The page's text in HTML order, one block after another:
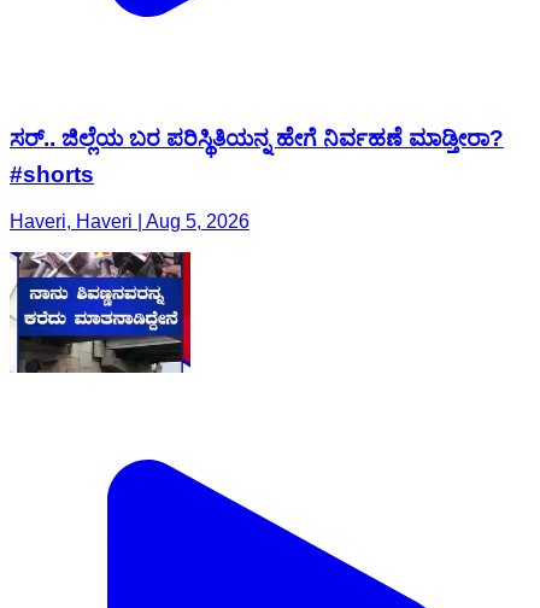
ಸರ್.. ಜಿಲ್ಲೆಯ ಬರ ಪರಿಸ್ಥಿತಿಯನ್ನ ಹೇಗೆ ನಿರ್ವಹಣೆ ಮಾಡ್ತೀರಾ?
#shorts
Haveri, Haveri | Aug 5, 2026